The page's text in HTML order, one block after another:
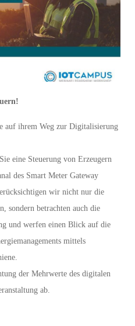
auf ihrem Weg zur Digitalisierung
eine Steuerung von Erzeugern
des Smart Meter Gateway
wir nicht nur die
sondern betrachten auch die
und werfen einen Blick auf die
mittels
der Mehrwerte des digitalen
ab.